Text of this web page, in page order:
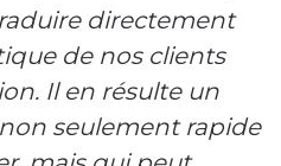
directement
de nos clients
Il en résulte un
seulement rapide